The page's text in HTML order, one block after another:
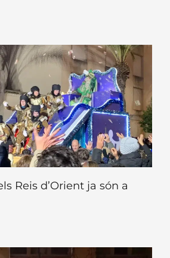
Reis d’Orient ja són a